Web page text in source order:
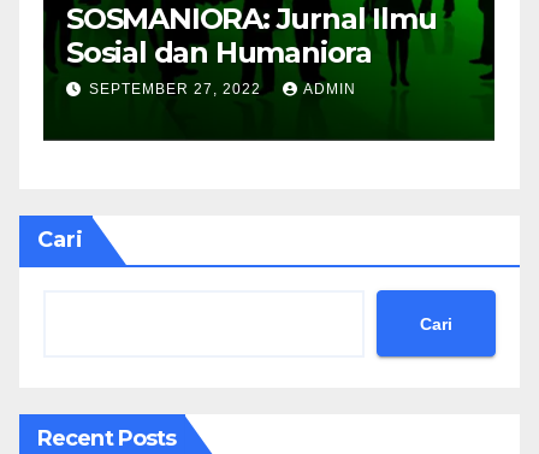
SOSMANIORA: Jurnal Ilmu
Sosial dan Humaniora
SEPTEMBER 27, 2022 ADMIN
Cari
Cari
Recent Posts